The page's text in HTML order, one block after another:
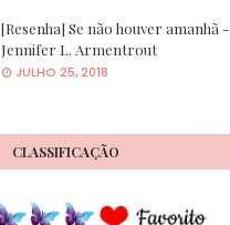
[Resenha] Se não houver amanhã -
Jennifer L. Armentrout
JULHO 25, 2018
CLASSIFICAÇÃO